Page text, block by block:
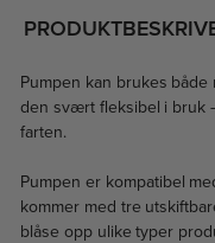
Pumpen kan brukes
den svært fleksibel i bruk
farten.
Pumpen er kompatibel
kommer med tre
blåse opp ulike typer